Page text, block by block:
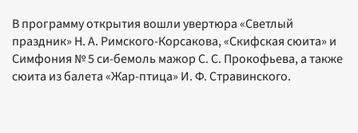
В программу открытия вошли увертюра «Светлый
праздник» Н. А. Римского-Корсакова, «Скифская сюита» и
Симфония № 5 си-бемоль мажор С. С. Прокофьева, а также
сюита из балета «Жар-птица» И. Ф. Стравинского.